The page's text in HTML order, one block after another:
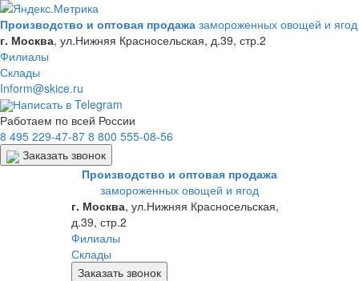
Производство и оптовая продажа замороженных овощей и ягод
г. Москва, ул.Нижняя Красносельская, д.39, стр.2
Филиалы
Склады
Inform@skice.ru
Написать в Telegram
Работаем по всей России
8 495 229-47-87 8 800 555-08-56
Заказать звонок
Производство и оптовая продажа
замороженных овощей и ягод
г. Москва, ул.Нижняя Красносельская,
д.39, стр.2
Филиалы
Склады
Заказать звонок